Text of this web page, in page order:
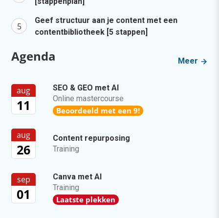
Geef structuur aan je content met een
contentbibliotheek [5 stappen]
Agenda Meer
aug
11
SEO & GEO met AI
Online mastercourse
Beoordeeld met een 9!
aug
26
Content repurposing
Training
sep
01
Canva met AI
Training
Laatste plekken